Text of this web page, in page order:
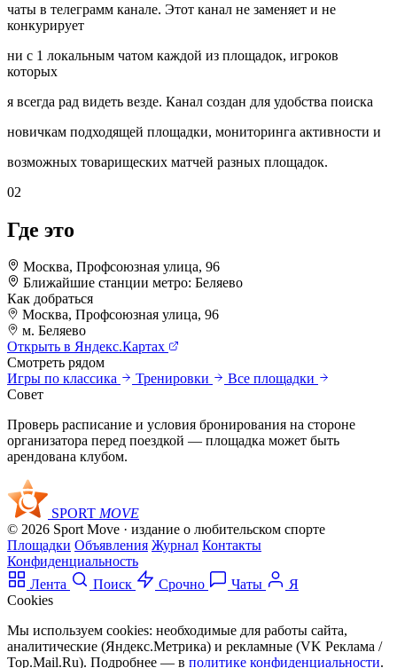
чаты в телеграмм канале. Этот канал не заменяет и не
конкурирует
ни с 1 локальным чатом каждой из площадок, игроков
которых
я всегда рад видеть везде. Канал создан для удобства поиска
новичкам подходящей площадки, мониторинга активности и
возможных товарищеских матчей разных площадок.
02
Где это
Москва, Профсоюзная улица, 96
Ближайшие станции метро: Беляево
Как добраться
+
–
Москва, Профсоюзная улица, 96
м. Беляево
Открыть в Яндекс.Картах
Смотреть рядом
Игры по классика
Тренировки
Все площадки
Совет
Проверь расписание и условия бронирования на стороне
организатора перед поездкой — площадка может быть
арендована клубом.
SPORT MOVE
© 2026 Sport Move · издание о любительском спорте
Площадки Объявления Журнал Контакты
Конфиденциальность
Лента
Поиск Срочно Чаты
Я
Cookies
Мы используем cookies: необходимые для работы сайта,
аналитические (Яндекс.Метрика) и рекламные (VK Реклама /
Top.Mail.Ru). Подробнее — в политике конфиденциальности.